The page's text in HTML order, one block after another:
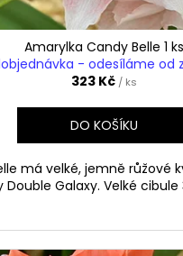
Amarylka Candy Belle 1 ks
- odesíláme od
323 Kč / ks
DO KOŠÍKU
má velké, jemně růžové
Double Galaxy. Velké